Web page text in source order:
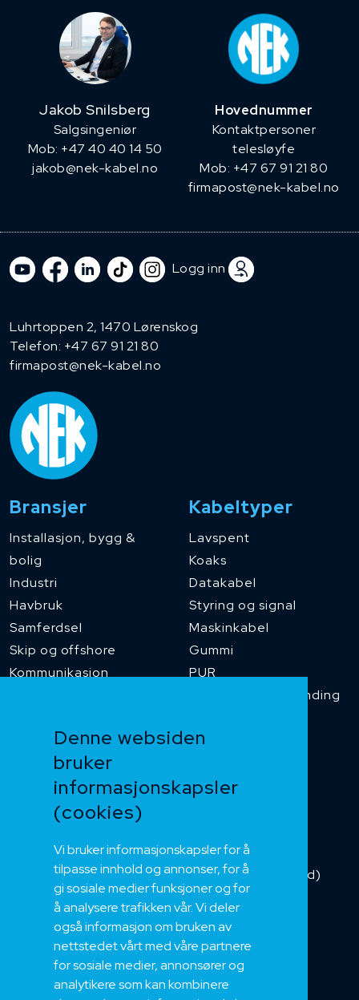
Denne websiden
bruker
informasjonskapsler
(cookies)
Vi bruker informasjonskapsler for å
tilpasse innhold og annonser, for å
gi sosiale medier funksjoner og for
å analysere trafikken vår. Vi deler
også informasjon om bruken av
nettstedet vårt med våre partnere
for sosiale medier, annonsører og
analytikere som kan kombinere
Jakob Snilsberg
​Salgsingeniør
Mob: +47 40 40 14 50
jakob@nek-kabel.no
Hovednummer
Kontaktpersoner
telesløyfe
Mob: +47 67 91 21 80
firmapost@nek-kabel.no
Logg inn
Luhrtoppen 2, 1470 Lørenskog
Telefon: +47 67 91 21 80
firmapost@nek-kabel.no
Bransjer
Installasjon, bygg &
bolig
Industri
Havbruk
Samferdsel
Skip og offshore
Kommunikasjon
Kabeltyper
Lavspent
Koaks
Datakabel
Styring og signal
Maskinkabel
Gummi
PUR
Temperaturbestanding
Heis og kran
Kategorikabel
Installasjonskabel
Kombikabel (Hybrid)
DNV sertifisert
Tilbehør
Om oss
Bærekraft og Åpenhet